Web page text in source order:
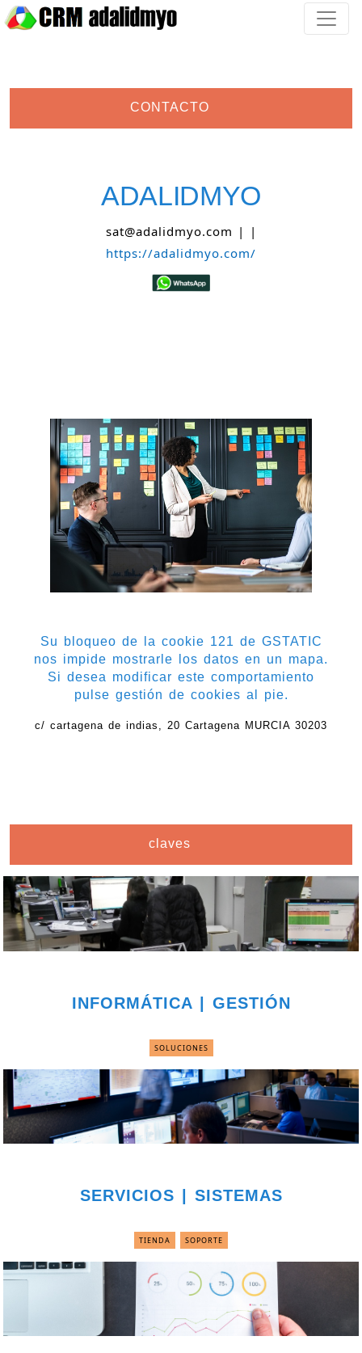
CONTACTO
ADALIDMYO
sat@adalidmyo.com | |
https://adalidmyo.com/
Su bloqueo de la cookie 121 de GSTATIC
nos impide mostrarle los datos en un mapa.
Si desea modificar este comportamiento
pulse gestión de cookies al pie.
c/ cartagena de indias, 20 Cartagena MURCIA 30203
claves
INFORMÁTICA | GESTIÓN
SOLUCIONES
SERVICIOS | SISTEMAS
TIENDA SOPORTE